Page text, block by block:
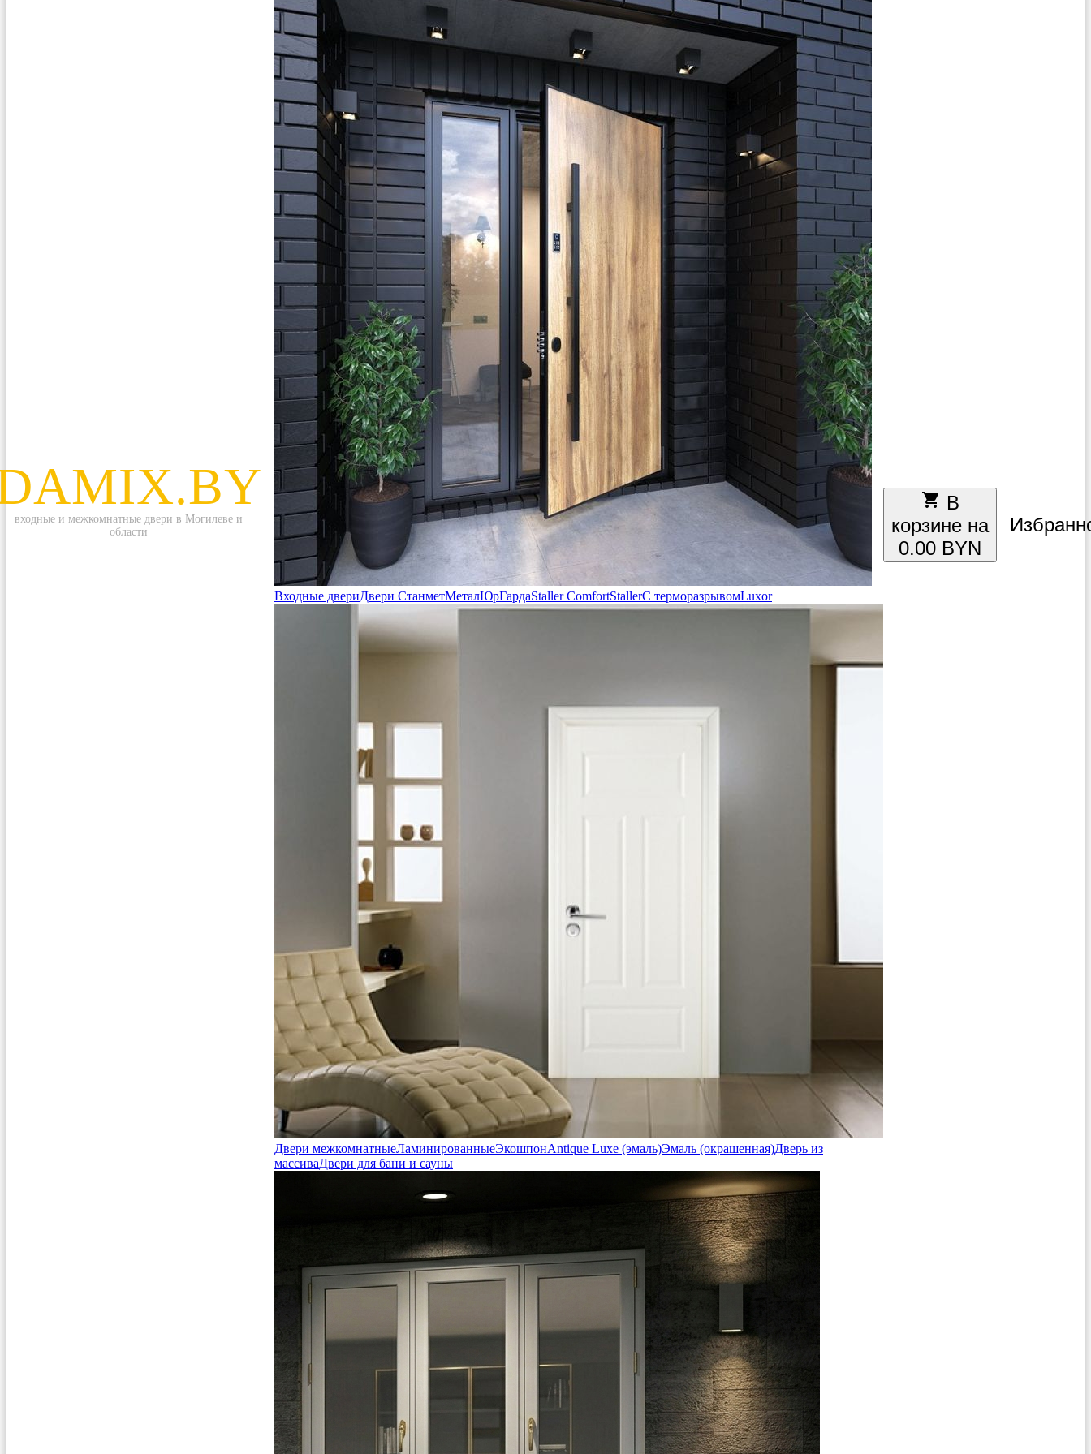
входные и межкомнатные двери в Могилеве и
области
Входные двериДвери СтанметМеталЮрГардаStaller ComfortStallerС терморазрывомLuxor
Двери межкомнатныеЛаминированныеЭкошпонAntique Luxe (эмаль)Эмаль (окрашенная)Дверь из
массиваДвери для бани и сауны
local_grocery_store В
корзине на
0.00 BYN